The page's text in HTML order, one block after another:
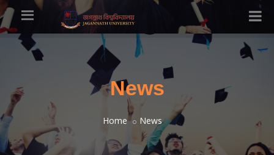
News
Home News